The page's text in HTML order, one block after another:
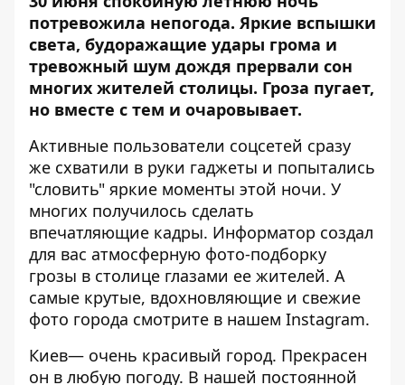
потревожила непогода. Яркие вспышки
света, будоражащие удары грома и
тревожный шум дождя прервали сон
многих жителей столицы. Гроза пугает,
но вместе с тем и очаровывает.
Активные пользователи соцсетей сразу
же схватили в руки гаджеты и попытались
"словить" яркие моменты этой ночи. У
многих получилось сделать
впечатляющие кадры. Информатор создал
для вас атмосферную фото-подборку
грозы в столице глазами ее жителей. А
самые крутые, вдохновляющие и свежие
фото города смотрите в нашем Instagram.
Киев— очень красивый город. Прекрасен
он в любую погоду. В нашей постоянной